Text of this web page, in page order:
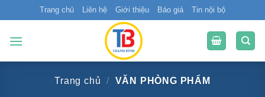
qua
nội
Trang chủ Liên hệ Giới thiệu Báo giá Tin nội bộ
Trang chủ / VĂN PHÒNG PHẨM